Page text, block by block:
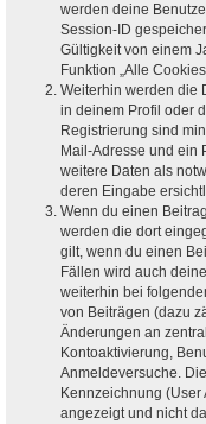
werden deine
Session-ID
Gültigkeit von einem
Funktion „Alle
Weiterhin werden die
in deinem Profil oder
Registrierung sind
Mail-Adresse und ein
weitere Daten als
deren Eingabe
Wenn du einen
werden die dort
gilt, wenn du einen
Fällen wird auch
weiterhin bei
von Beiträgen (dazu
Änderungen an
Kontoaktivierung,
Anmeldeversuche.
Kennzeichnung (User
angezeigt und nicht